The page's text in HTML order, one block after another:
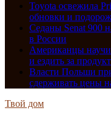
Toyota освежила
обновки и
Седаны Senat 900
в России
Американцы
и ездить за
Власти Польши
сдерживать цены
Твой дом